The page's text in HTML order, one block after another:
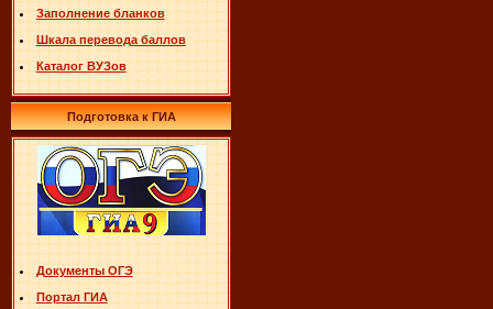
Заполнение бланков
Шкала перевода баллов
Каталог ВУЗов
Подготовка к ГИА
Документы ОГЭ
Портал ГИА